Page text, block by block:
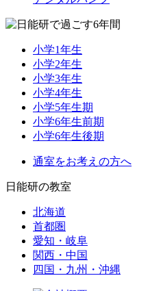
小学1年生
小学2年生
小学3年生
小学4年生
小学5年生期
小学6年生前期
小学6年生後期
通室をお考えの方へ
日能研の教室
北海道
首都圏
愛知・岐阜
関西・中国
四国・九州・沖縄